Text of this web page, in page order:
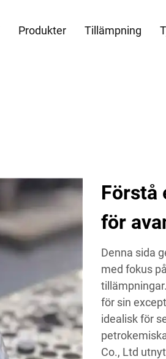
Produkter Tillämpning
Förstå
för
Denna sida
med fokus
för sin
idealisk för
Co., Ltd